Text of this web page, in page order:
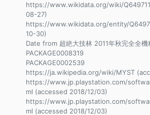
https://www.wikidata.org/wiki/
08-27)
https://www.wikidata.org/entity/
10-30)
Date from 超絶大技林 2011年秋完全全
PACKAGE0008319
PACKAGE0002539
https://ja.wikipedia.org/wiki/MYST
https://www.jp.playstation.com/
ml (accessed 2018/12/03)
https://www.jp.playstation.com/
ml (accessed 2018/12/03)